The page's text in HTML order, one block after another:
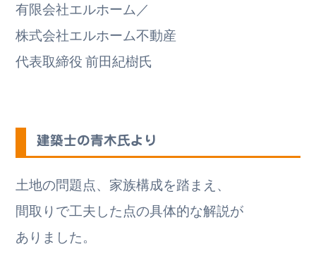
有限会社エルホーム／
株式会社エルホーム不動産
代表取締役 前田紀樹氏
建築士の青木氏より
土地の問題点、家族構成を踏まえ、
間取りで工夫した点の具体的な解説が
ありました。